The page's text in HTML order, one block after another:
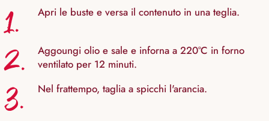
1. Apri le buste e versa il contenuto in una teglia.
2.
Aggoungi olio e sale e inforna a 220°C in forno
ventilato per 12 minuti.
3. Nel frattempo, taglia a spicchi l'arancia.